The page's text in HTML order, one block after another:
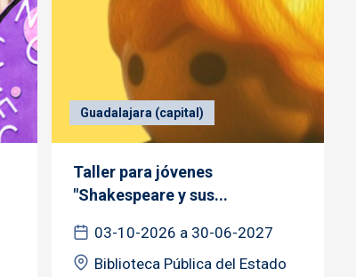
Guadalajara (capital)
Taller para jóvenes
"Shakespeare y sus...
03-10-2026 a 30-06-2027
Biblioteca Pública del Estado